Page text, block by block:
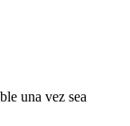
una vez sea